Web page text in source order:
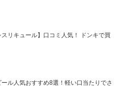
スリキュール】口コミ人気！ ドンキで買
ル人気おすすめ8選！軽い口当たりでさ